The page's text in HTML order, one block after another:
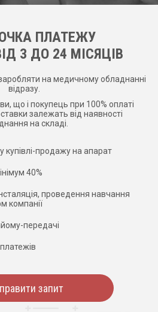
ПЛАТЕЖУ
3 ДО 24 МІСЯЦІВ
на медичному обладнанні
відразу.
що і покупець при 100% оплаті
залежать від наявності
на складі.
купівлі-продажу на апарат
40%
проведення навчання
компанії
передачі
запит